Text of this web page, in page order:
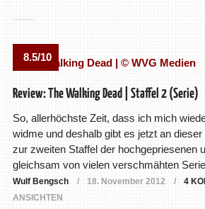
8.5/10
Review: The Walking Dead | Staffel 2 (Serie)
So, allerhöchste Zeit, dass ich mich
widme und deshalb gibt es jetzt an
zur zweiten Staffel der hochgepriesenen
gleichsam von vielen verschmähten
Wulf Bengsch 18. November 2012 4
ANSICHTEN